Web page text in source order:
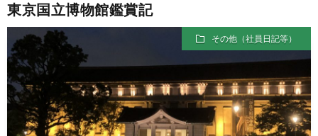
東京国立博物館鑑賞記
その他（社員日記等）